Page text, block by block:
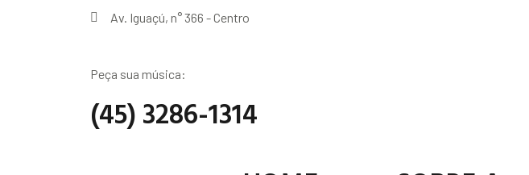
Av. Iguaçú, n° 366 - Centro
Peça sua música:
(45) 3286-1314